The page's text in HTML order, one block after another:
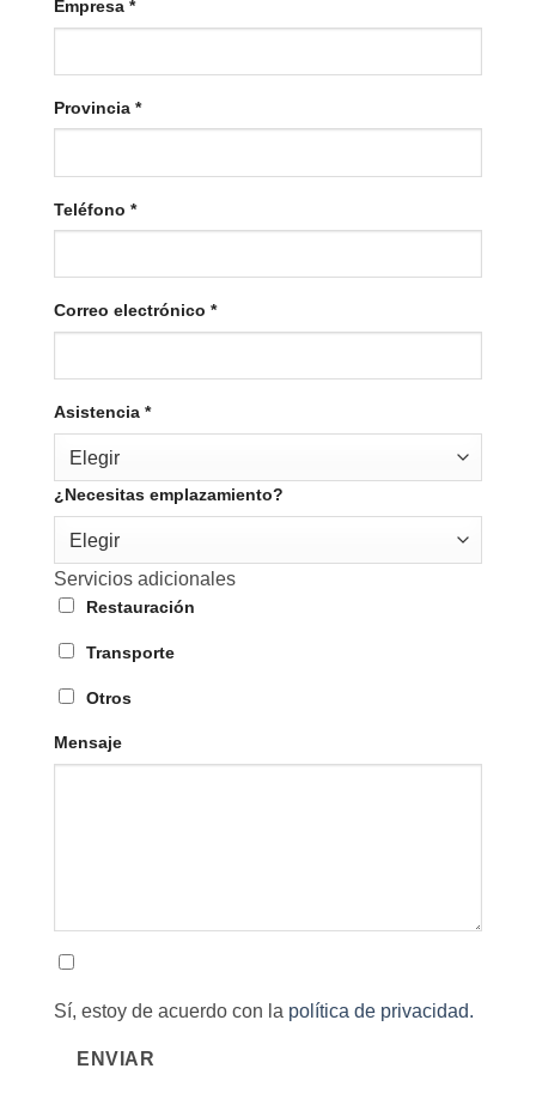
Empresa *
Provincia *
Teléfono *
Correo electrónico *
Asistencia *
Elegir
¿Necesitas emplazamiento?
Elegir
Servicios adicionales
Restauración
Transporte
Otros
Mensaje
Sí, estoy de acuerdo con la política de privacidad.
ENVIAR